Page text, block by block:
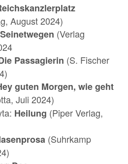
August 2024)
Seinetwegen (Verlag
Passagierin (S. Fischer
guten Morgen, wie geht
Juli 2024)
Heilung (Piper Verlag,
(Suhrkamp